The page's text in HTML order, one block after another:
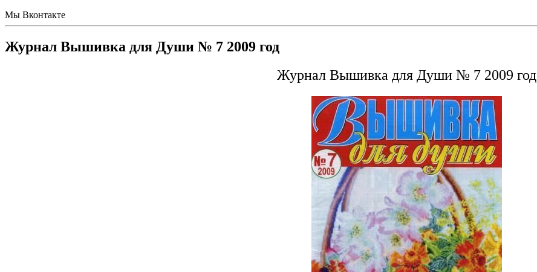
Мы Вконтакте
Журнал Вышивка для Души № 7 2009 год
Журнал Вышивка для Души № 7 2009 год